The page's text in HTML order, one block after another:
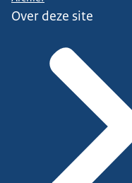
Over deze site